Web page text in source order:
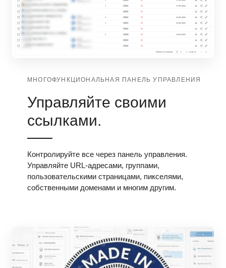
МНОГОФУНКЦИОНАЛЬНАЯ ПАНЕЛЬ УПРАВЛЕНИЯ
Управляйте своими
ссылками.
Контролируйте все через панель управления.
Управляйте URL-адресами, группами,
пользовательскими страницами, пикселями,
собственными доменами и многим другим.